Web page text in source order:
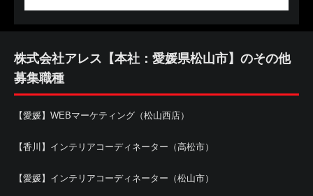
株式会社アレス【本社：愛媛県松山市】のその他
募集職種
【愛媛】WEBマーケティング（松山西店）
【香川】インテリアコーディネーター（高松市）
【愛媛】インテリアコーディネーター（松山市）